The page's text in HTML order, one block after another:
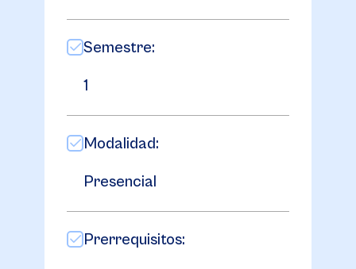
Semestre:
1
Modalidad:
Presencial
Prerrequisitos: